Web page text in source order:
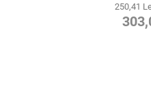
250,41